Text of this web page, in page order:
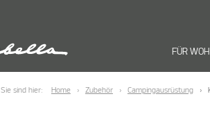
FÜR
Sie sind hier: Home Zubehör Campingausrüstung